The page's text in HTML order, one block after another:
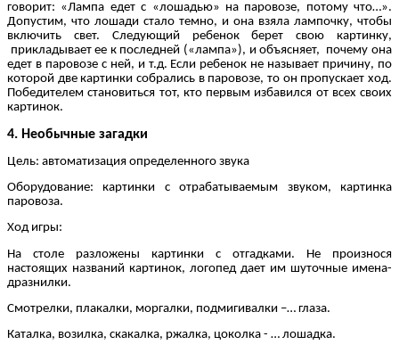
говорит: «Лампа едет с «лошадью» на паровозе, потому что…».
Допустим, что лошади стало темно, и она взяла лампочку, чтобы
включить свет. Следующий ребенок берет свою картинку,
прикладывает ее к последней («лампа»), и объясняет, почему она
едет в паровозе с ней, и т.д. Если ребенок не называет причину, по
которой две картинки собрались в паровозе, то он пропускает ход.
Победителем становиться тот, кто первым избавился от всех своих
картинок.
4. Необычные загадки
Цель: автоматизация определенного звука
Оборудование: картинки с отрабатываемым звуком, картинка
паровоза.
Ход игры:
На столе разложены картинки с отгадками. Не произнося
настоящих названий картинок, логопед дает им шуточные имена-
дразнилки.
Смотрелки, плакалки, моргалки, подмигивалки –… глаза.
Каталка, возилка, скакалка, ржалка, цоколка - … лошадка.